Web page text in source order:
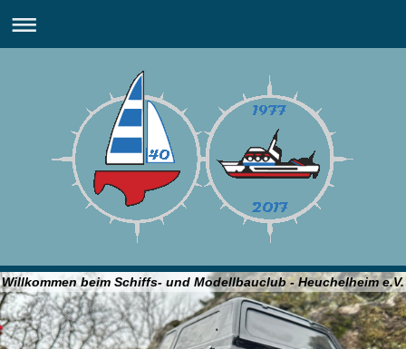
Willkommen beim Schiffs- und Modellbauclub - Heuchelheim e.V.